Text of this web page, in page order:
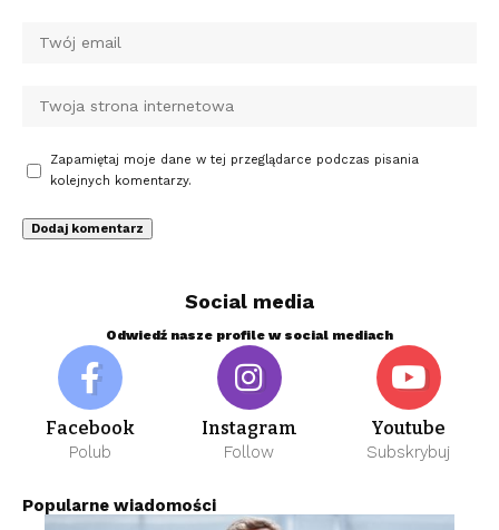
Zapamiętaj moje dane w tej przeglądarce podczas pisania
kolejnych komentarzy.
Social media
Odwiedź nasze profile w social mediach
Facebook
Polub
Instagram
Follow
Youtube
Subskrybuj
Popularne wiadomości